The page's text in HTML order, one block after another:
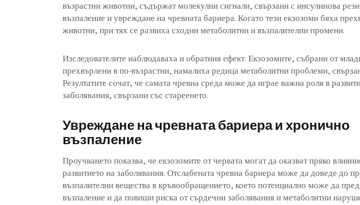
възрастни животни, съдържат молекулни сигнали, свързани с инсулинова
възпаление и увреждане на чревната бариера. Когато тези екзозоми бяха
животни, при тях се развиха сходни метаболитни и възпалителни промени.
Изследователите наблюдаваха и обратния ефект. Екзозомите, събрани от
прехвърлени в по-възрастни, намалиха редица метаболитни проблеми,
Резултатите сочат, че самата чревна среда може да играе важна роля в
заболявания, свързани със стареенето.
Увреждане на чревната бариера и хронично
възпаление
Проучването показва, че екзозомите от червата могат да оказват пряко
развитието на заболявания. Отслабената чревна бариера може да доведе до
възпалителни вещества в кръвообращението, което потенциално може да
възпаление и да повиши риска от сърдечни заболявания и метаболитни